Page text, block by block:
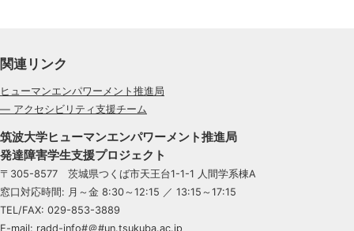
関連リンク
ヒューマンエンパワーメント推進局
— アクセシビリティ支援チーム
筑波大学ヒューマンエンパワーメント推進局
発達障害学生支援プロジェクト
〒305-8577 茨城県つくば市天王台1-1-1 人間学系棟A
窓口対応時間: 月～金 8:30～12:15 ／ 13:15～17:15
TEL/FAX: 029-853-3889
E-mail: radd-info#＠#un.tsukuba.ac.jp